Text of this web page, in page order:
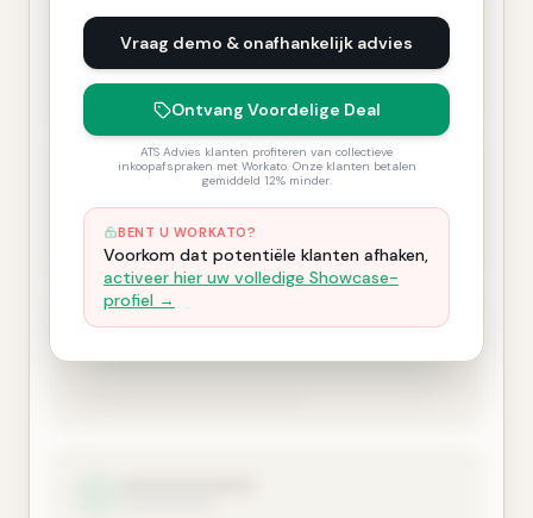
Vraag demo & onafhankelijk advies
Ontvang Voordelige Deal
ATS Advies klanten profiteren van collectieve
inkoopafspraken met Workato. Onze klanten betalen
gemiddeld 12% minder.
BENT U WORKATO?
Voorkom dat potentiële klanten afhaken,
activeer hier uw volledige Showcase-
profiel →